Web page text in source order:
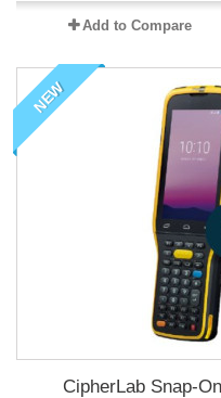
Add to Compare
NEW
CipherLab Snap-